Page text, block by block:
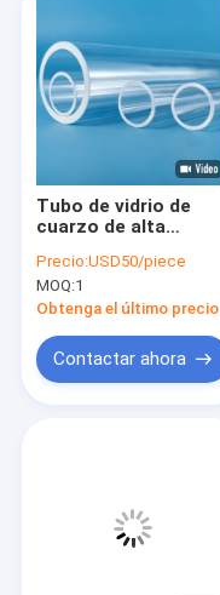
Tubo de vidrio de
cuarzo de alta
óptica de gran
diámetro
Precio:USD50/piece
MOQ:1
Obtenga el último precio
Contactar ahora